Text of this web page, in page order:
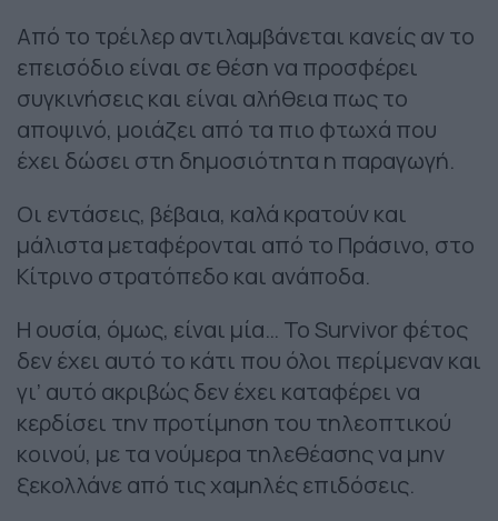
Από το τρέιλερ αντιλαμβάνεται κανείς αν το
επεισόδιο είναι σε θέση να προσφέρει
συγκινήσεις και είναι αλήθεια πως το
αποψινό, μοιάζει από τα πιο φτωχά που
έχει δώσει στη δημοσιότητα η παραγωγή.
Οι εντάσεις, βέβαια, καλά κρατούν και
μάλιστα μεταφέρονται από το Πράσινο, στο
Κίτρινο στρατόπεδο και ανάποδα.
Η ουσία, όμως, είναι μία… Το Survivor φέτος
δεν έχει αυτό το κάτι που όλοι περίμεναν και
γι’ αυτό ακριβώς δεν έχει καταφέρει να
κερδίσει την προτίμηση του τηλεοπτικού
κοινού, με τα νούμερα τηλεθέασης να μην
ξεκολλάνε από τις χαμηλές επιδόσεις.